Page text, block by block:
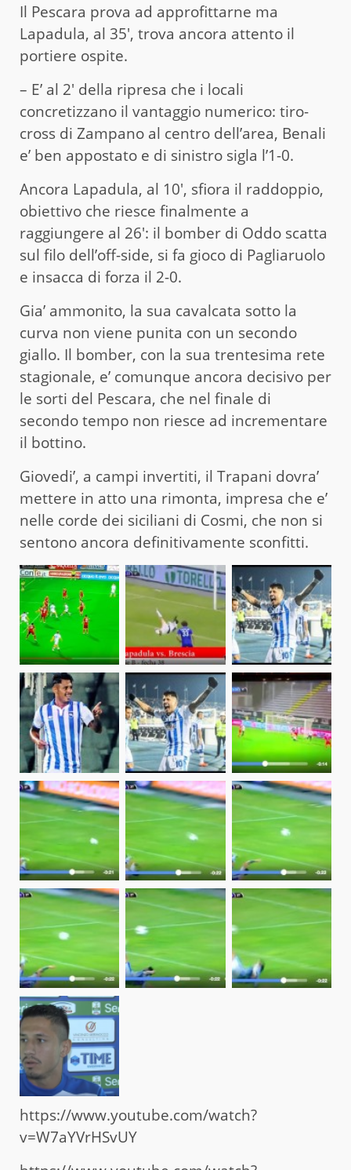
Il Pescara prova ad approfittarne ma
Lapadula, al 35′, trova ancora attento il
portiere ospite.
– E’ al 2′ della ripresa che i locali
concretizzano il vantaggio numerico: tiro-
cross di Zampano al centro dell’area, Benali
e’ ben appostato e di sinistro sigla l’1-0.
Ancora Lapadula, al 10′, sfiora il raddoppio,
obiettivo che riesce finalmente a
raggiungere al 26′: il bomber di Oddo scatta
sul filo dell’off-side, si fa gioco di Pagliaruolo
e insacca di forza il 2-0.
Gia’ ammonito, la sua cavalcata sotto la
curva non viene punita con un secondo
giallo. Il bomber, con la sua trentesima rete
stagionale, e’ comunque ancora decisivo per
le sorti del Pescara, che nel finale di
secondo tempo non riesce ad incrementare
il bottino.
Giovedi’, a campi invertiti, il Trapani dovra’
mettere in atto una rimonta, impresa che e’
nelle corde dei siciliani di Cosmi, che non si
sentono ancora definitivamente sconfitti.
https://www.youtube.com/watch?
v=W7aYVrHSvUY